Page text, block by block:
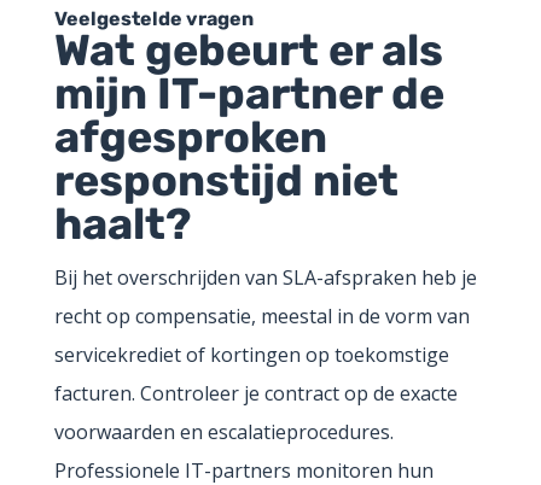
Veelgestelde vragen
Wat gebeurt er als
mijn IT-partner de
afgesproken
responstijd niet
haalt?
Bij het overschrijden van SLA-afspraken heb je
recht op compensatie, meestal in de vorm van
servicekrediet of kortingen op toekomstige
facturen. Controleer je contract op de exacte
voorwaarden en escalatieprocedures.
Professionele IT-partners monitoren hun